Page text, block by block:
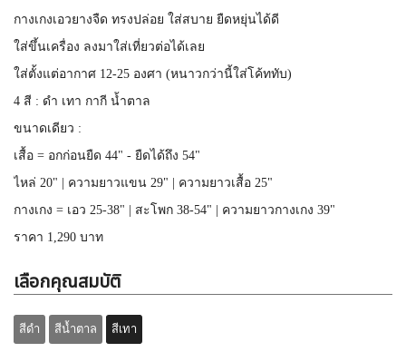
กางเกงเอวยางจืด ทรงปล่อย ใส่สบาย ยืดหยุ่นได้ดี
ใส่ขึ้นเครื่อง ลงมาใส่เที่ยวต่อได้เลย
ใส่ตั้งแต่อากาศ 12-25 องศา (หนาวกว่านี้ใส่โค้ททับ)
4 สี : ดำ เทา กากี น้ำตาล
ขนาดเดียว :
เสื้อ = อกก่อนยืด 44" - ยืดได้ถึง 54"
ไหล่ 20" | ความยาวแขน 29" | ความยาวเสื้อ 25"
กางเกง = เอว 25-38" | สะโพก 38-54" | ความยาวกางเกง 39"
ราคา 1,290 บาท
เลือกคุณสมบัติ
สีดำ สีน้ำตาล สีเทา